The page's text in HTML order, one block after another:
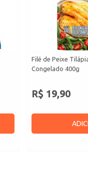
Filé de Peixe
Congelado 400g
R$ 19,90